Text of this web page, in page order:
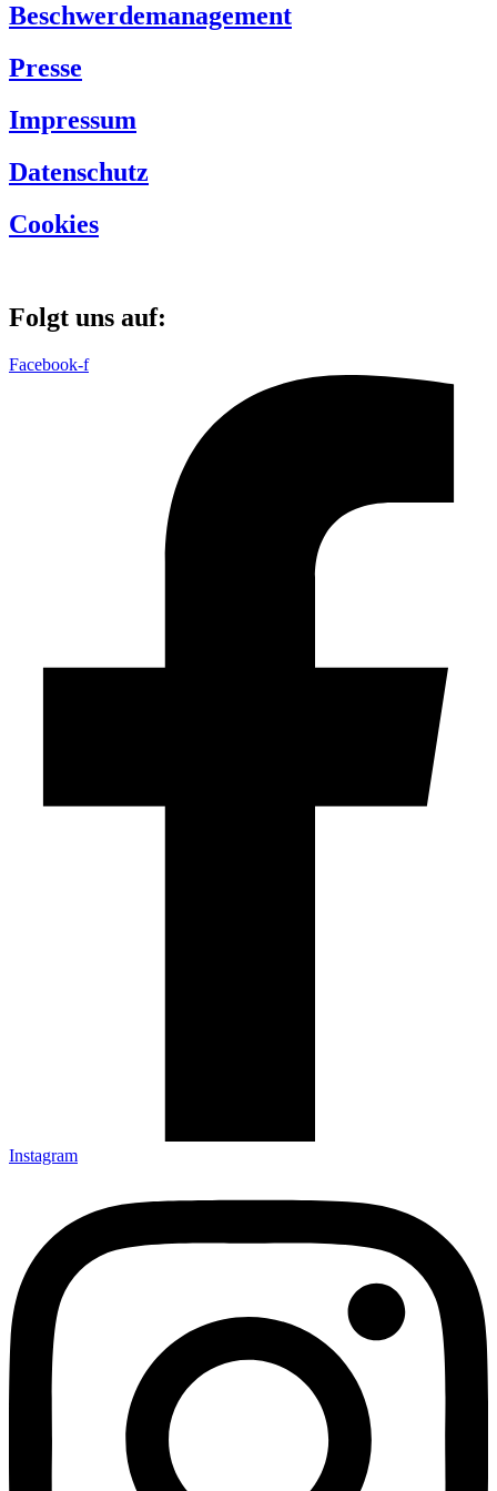
Beschwerdemanagement
Presse
Impressum
Datenschutz
Cookies
Folgt uns auf:
Facebook-f
Instagram